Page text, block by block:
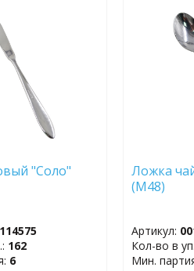
"Соло"
162
6
Ложка
(М48)
Артикул:
Кол-во в
Мин.